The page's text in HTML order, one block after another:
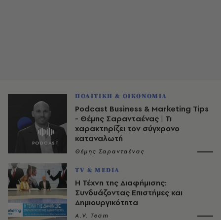
ΠΟΛΙΤΙΚΗ & ΟΙΚΟΝΟΜΙΑ
Podcast Business & Marketing Tips
- Θέμης Σαρανταένας | Τι
χαρακτηρίζει τον σύγχρονο
καταναλωτή
Θέμης Σαρανταένας
TV & MEDIA
Η Τέχνη της Διαφήμισης:
Συνδυάζοντας Επιστήμες και
Δημιουργικότητα
A.V. Team